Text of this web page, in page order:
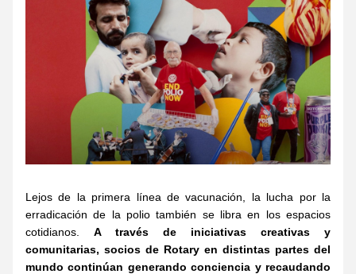
Lejos de la primera línea de vacunación, la lucha por la
erradicación de la polio también se libra en los espacios
cotidianos. A través de iniciativas creativas y
comunitarias, socios de Rotary en distintas partes del
mundo continúan generando conciencia y recaudando